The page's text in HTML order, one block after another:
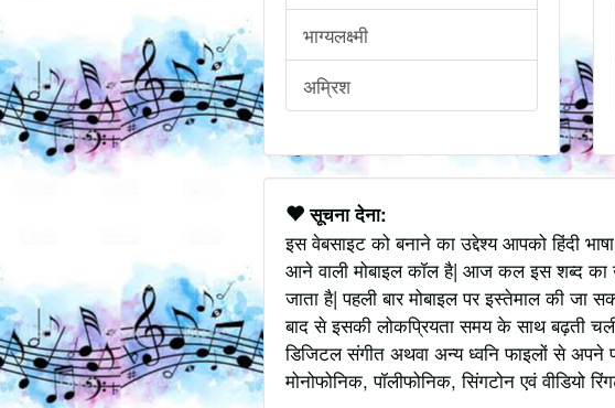
भाग्यलक्ष्मी
अम्रिश
सूचना देना:
इस वेबसाइट को बनाने का उद्देश्य आपको हिंदी
आने वाली मोबाइल कॉल है| आज कल इस शब्द का
जाता है| पहली बार मोबाइल पर इस्तेमाल की
बाद से इसकी लोकप्रियता समय के साथ बढ़ती
डिजिटल संगीत अथवा अन्य ध्वनि फाइलों से
मोनोफोनिक, पॉलीफोनिक, सिंगटोन एवं वीडियो